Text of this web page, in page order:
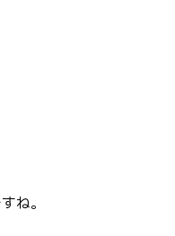
ね。